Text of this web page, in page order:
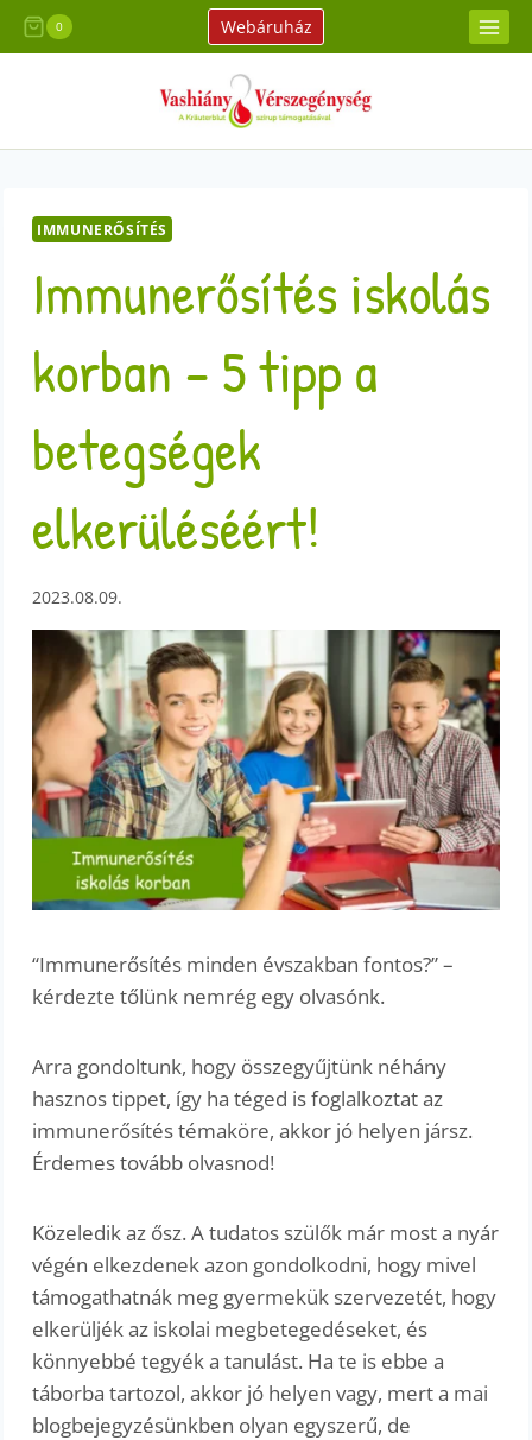
Skip
to
0 Webáruház
IMMUNERŐSÍTÉS
Immunerősítés iskolás
korban – 5 tipp a
betegségek
elkerüléséért!
2023.08.09.
“Immunerősítés minden évszakban fontos?” –
kérdezte tőlünk nemrég egy olvasónk.
Arra gondoltunk, hogy összegyűjtünk néhány
hasznos tippet, így ha téged is foglalkoztat az
immunerősítés témaköre, akkor jó helyen jársz.
Érdemes tovább olvasnod!
Közeledik az ősz. A tudatos szülők már most a nyár
végén elkezdenek azon gondolkodni, hogy mivel
támogathatnák meg gyermekük szervezetét, hogy
elkerüljék az iskolai megbetegedéseket, és
könnyebbé tegyék a tanulást. Ha te is ebbe a
táborba tartozol, akkor jó helyen vagy, mert a mai
blogbejegyzésünkben olyan egyszerű, de